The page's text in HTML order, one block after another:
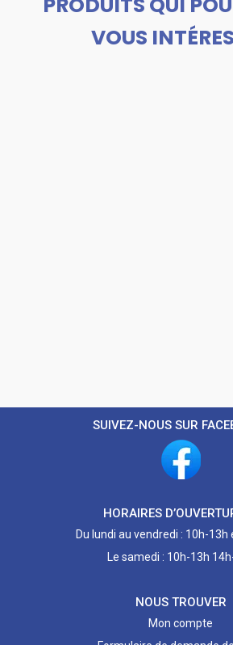
VOUS
SUIVEZ-NOUS SUR
HORAIRES
Du lundi au vendredi : 10h-13h
Le samedi : 10h-13h
NOUS TROUVER
Mon compte